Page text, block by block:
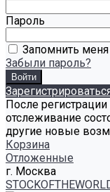
Пароль
Запомнить меня
Забыли пароль?
После
отслеживание
другие новые
Корзина
Отложенные
г. Москва